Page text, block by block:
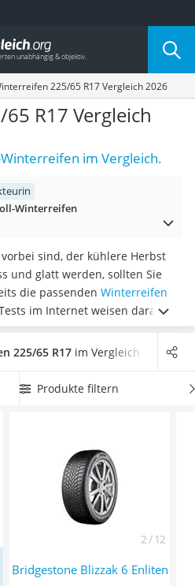
Kategorie
(4 Fahrräder)
225/65 R17 Vergleich 2026
R17 Vergleich
im Vergleich.
Winterreifen
sind, der kühlere Herbst
und glatt werden, sollten Sie
die passenden Winterreifen
im Internet weisen darauf
sind, damit Sie auch bei
sicher an Ihr Ziel kommen
besonders leisen
Überzeugt hat uns hier im
225/65 R17 im Vergleich
Produkte filtern
2 / 12
Bridgestone Blizzak 6 Enliten